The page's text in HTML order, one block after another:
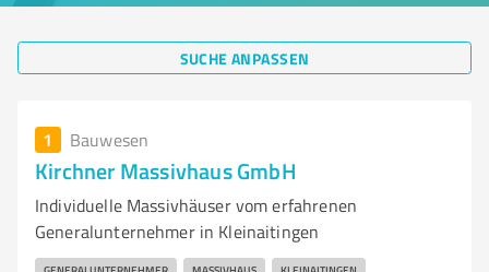
SUCHE ANPASSEN
1 Bauwesen
Kirchner Massivhaus GmbH
Individuelle Massivhäuser vom erfahrenen
Generalunternehmer in Kleinaitingen